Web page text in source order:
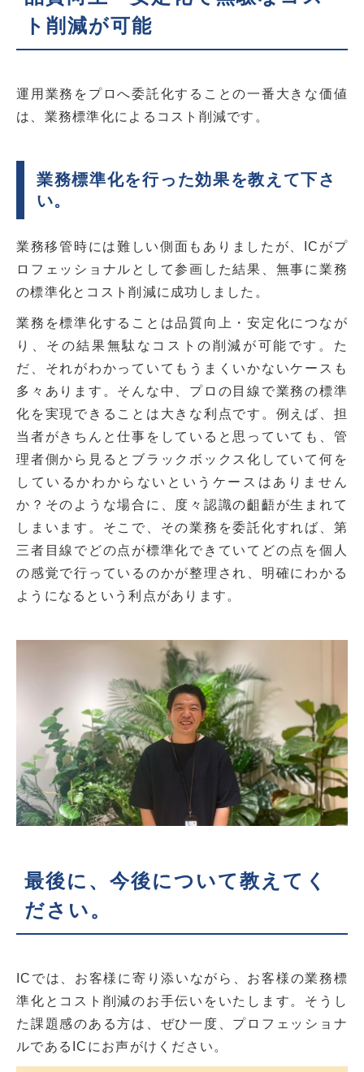
ト削減が可能
運用業務をプロへ委託化することの一番大きな価値
は、業務標準化によるコスト削減です。
業務標準化を行った効果を教えて下さ
い。
業務移管時には難しい側面もありましたが、ICがプ
ロフェッショナルとして参画した結果、無事に業務
の標準化とコスト削減に成功しました。
業務を標準化することは品質向上・安定化につなが
り、その結果無駄なコストの削減が可能です。た
だ、それがわかっていてもうまくいかないケースも
多々あります。そんな中、プロの目線で業務の標準
化を実現できることは大きな利点です。例えば、担
当者がきちんと仕事をしていると思っていても、管
理者側から見るとブラックボックス化していて何を
しているかわからないというケースはありません
か？そのような場合に、度々認識の齟齬が生まれて
しまいます。そこで、その業務を委託化すれば、第
三者目線でどの点が標準化できていてどの点を個人
の感覚で行っているのかが整理され、明確にわかる
ようになるという利点があります。
最後に、今後について教えてく
ださい。
ICでは、お客様に寄り添いながら、お客様の業務標
準化とコスト削減のお手伝いをいたします。そうし
た課題感のある方は、ぜひ一度、プロフェッショナ
ルであるICにお声がけください。